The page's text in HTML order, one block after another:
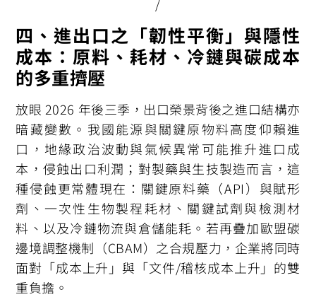
四、進出口之「韌性平衡」與隱性
成本：原料、耗材、冷鏈與碳成本
的多重擠壓
放眼 2026 年後三季，出口榮景背後之進口結構亦
暗藏變數。我國能源與關鍵原物料高度仰賴進
口，地緣政治波動與氣候異常可能推升進口成
本，侵蝕出口利潤；對製藥與生技製造而言，這
種侵蝕更常體現在：關鍵原料藥（API）與賦形
劑、一次性生物製程耗材、關鍵試劑與檢測材
料、以及冷鏈物流與倉儲能耗。若再疊加歐盟碳
邊境調整機制（CBAM）之合規壓力，企業將同時
面對「成本上升」與「文件/稽核成本上升」的雙
重負擔。